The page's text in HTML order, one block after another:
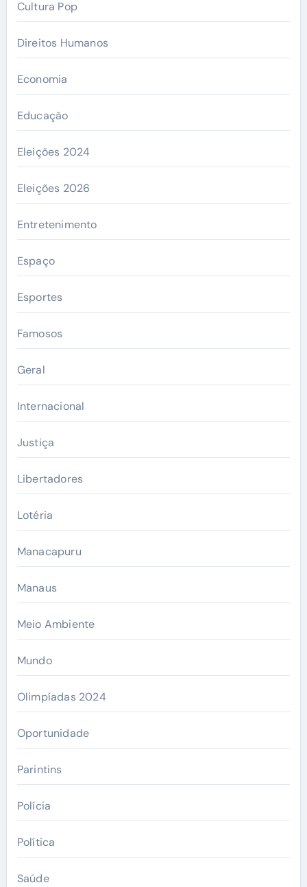
Cultura Pop
Direitos Humanos
Economia
Educação
Eleições 2024
Eleições 2026
Entretenimento
Espaço
Esportes
Famosos
Geral
Internacional
Justiça
Libertadores
Lotéria
Manacapuru
Manaus
Meio Ambiente
Mundo
Olimpíadas 2024
Oportunidade
Parintins
Polícia
Política
Saúde